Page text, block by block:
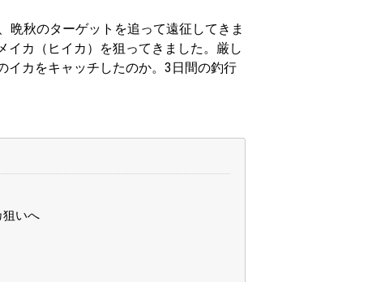
晩秋のターゲットを追って遠征してきま
イカ（ヒイカ）を狙ってきました。厳し
イカをキャッチしたのか。3日間の釣行
狙いへ